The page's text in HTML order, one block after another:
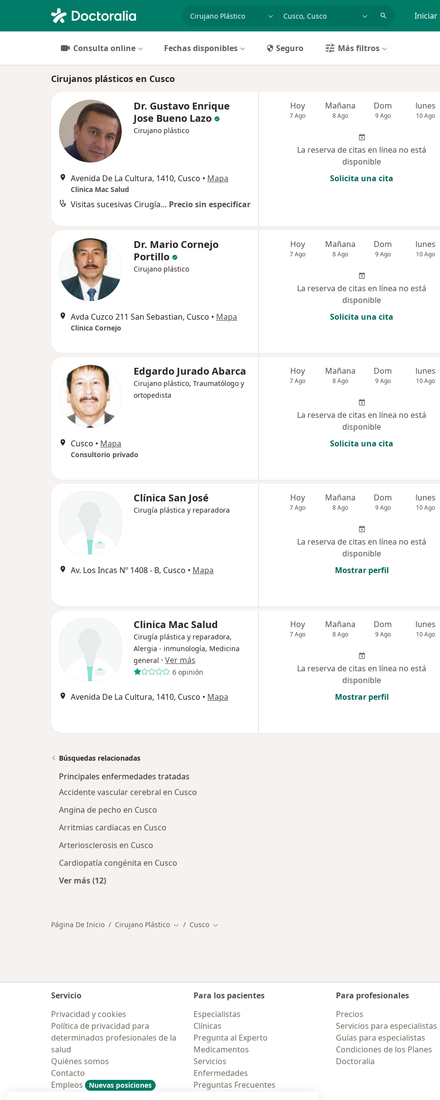
especialidad, enfermedad o nombre Iniciar
Consulta online Fechas disponibles Seguro Más filtros
Cirujanos plásticos en Cusco
Dr. Gustavo Enrique
Jose Bueno Lazo
Cirujano plástico
Avenida De La Cultura, 1410, Cusco • Mapa
Clinica Mac Salud
Visitas sucesivas Cirugía Plástica y Reparadora Precio sin especificar
Hoy
7 Ago
Mañana
8 Ago
Dom
9 Ago
lunes
10 Ago
La reserva de citas en línea no está
disponible
Solicita una cita
Dr. Mario Cornejo
Portillo
Cirujano plástico
Avda Cuzco 211 San Sebastian, Cusco • Mapa
Clinica Cornejo
Hoy
7 Ago
Mañana
8 Ago
Dom
9 Ago
lunes
10 Ago
La reserva de citas en línea no está
disponible
Solicita una cita
Edgardo Jurado Abarca
Cirujano plástico, Traumatólogo y
ortopedista
Cusco • Mapa
Consultorio privado
Hoy
7 Ago
Mañana
8 Ago
Dom
9 Ago
lunes
10 Ago
La reserva de citas en línea no está
disponible
Solicita una cita
Clínica San José
Cirugía plástica y reparadora
Av. Los Incas Nº 1408 - B, Cusco • Mapa
Hoy
7 Ago
Mañana
8 Ago
Dom
9 Ago
lunes
10 Ago
La reserva de citas en línea no está
disponible
Mostrar perfil
Clinica Mac Salud
Cirugía plástica y reparadora,
Alergia - inmunología, Medicina
general · Ver más
6 opinión
Avenida De La Cultura, 1410, Cusco • Mapa
Hoy
7 Ago
Mañana
8 Ago
Dom
9 Ago
lunes
10 Ago
La reserva de citas en línea no está
disponible
Mostrar perfil
Búsquedas relacionadas
Principales enfermedades tratadas
Accidente vascular cerebral en Cusco
Angina de pecho en Cusco
Arritmias cardiacas en Cusco
Arteriosclerosis en Cusco
Cardiopatía congénita en Cusco
Ver más (12)
Página De Inicio Cirujano Plástico Cambiar de ciudad
Cusco Cambiar de ciudad
Servicio
Privacidad y cookies
Política de privacidad para
determinados profesionales de la
salud
Quiénes somos
Contacto
Empleos
Nuevas posiciones
Para los pacientes
Especialistas
Clínicas
Pregunta al Experto
Medicamentos
Servicios
Enfermedades
Preguntas Frecuentes
Para profesionales
Precios
Servicios para especialistas
Guías para especialistas
Condiciones de los Planes
Doctoralia